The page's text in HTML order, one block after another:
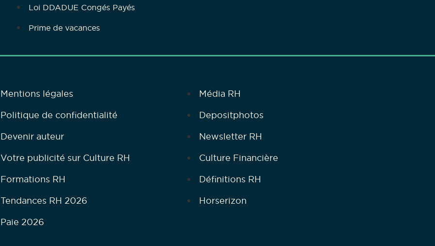
Loi DDADUE Congés Payés
Prime de vacances
Mentions légales
Politique de confidentialité
Devenir auteur
Votre publicité sur Culture RH
Formations RH
Tendances RH 2026
Paie 2026
Média RH
Depositphotos
Newsletter RH
Culture Financière
Définitions RH
Horserizon